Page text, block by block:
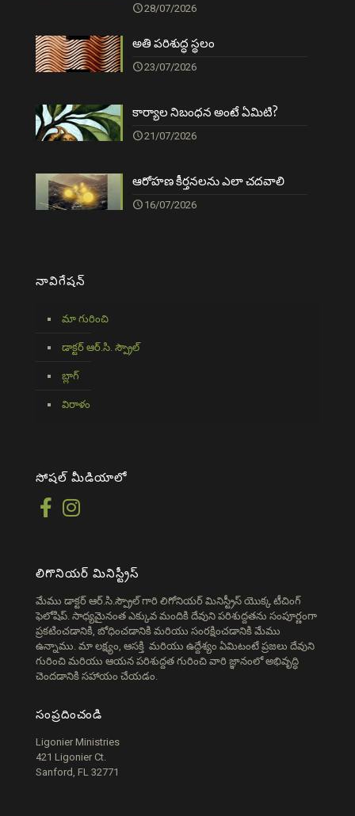
28/07/2026
అతి పరిశుద్ధ స్థలం
23/07/2026
కార్యాల నిబంధన అంటే ఏమిటి?
21/07/2026
ఆరోహణ కీర్తనలను ఎలా చదవాలి
16/07/2026
నావిగేషన్
మా గురించి
డాక్టర్ ఆర్.సి. స్ప్రౌల్
బ్లాగ్
విరాళం
సోషల్ మీడియాలో
లిగొనియర్ మినిస్ట్రీస్
మేము డాక్టర్ ఆర్.సి.స్ప్రౌల్ గారి లిగోనియర్ మినిస్ట్రీస్ యొక్క టీచింగ్
ఫెలోషిప్. సాధ్యమైనంత ఎక్కువ మందికి దేవుని పరిశుద్దతను సంపూర్ణంగా
ప్రకటించడానికి, బోధించడానికి మరియు సంరక్షించడానికి మేము
ఉన్నాము. మా లక్ష్యం, ఆసక్తి మరియు ఉద్దేశ్యం ఏమిటంటే ప్రజలు దేవుని
గురించి మరియు ఆయన పరిశుద్దత గురించి వారి జ్ఞానంలో అభివృద్ధి
చెందడానికి సహాయం చేయడం.
సంప్రదించండి
Ligonier Ministries
421 Ligonier Ct.
Sanford, FL 32771